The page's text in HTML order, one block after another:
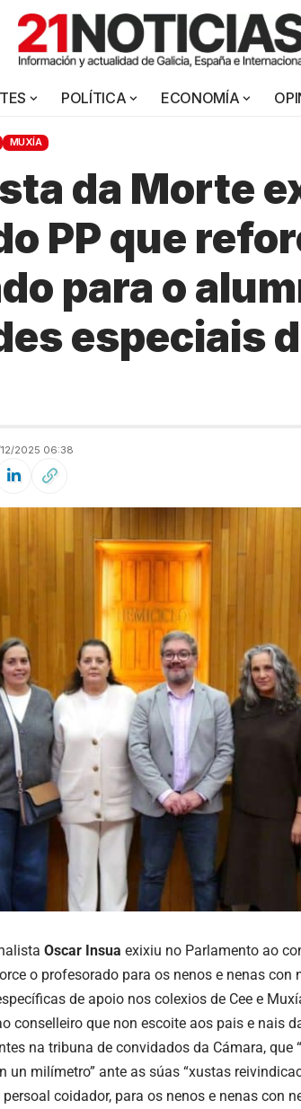
POLÍTICA ECONOMÍA
MUXÍA
da Morte
PP que
para o
especiais
12/2025 06:38
Oscar Insua exixiu no Parlamento ao
o profesorado para os nenos e nenas
de apoio nos colexios de Cee e
conselleiro que non escoite aos pais e nais
na tribuna de convidados da Cámara, que
un milímetro” ante as súas “xustas
coidador, para os nenos e nenas con